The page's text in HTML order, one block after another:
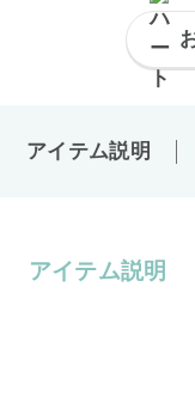
アイテム説明
アイテム説明